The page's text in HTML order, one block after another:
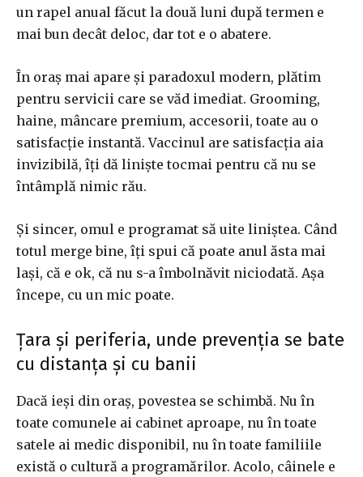
un rapel anual făcut la două luni după termen e
mai bun decât deloc, dar tot e o abatere.
În oraș mai apare și paradoxul modern, plătim
pentru servicii care se văd imediat. Grooming,
haine, mâncare premium, accesorii, toate au o
satisfacție instantă. Vaccinul are satisfacția aia
invizibilă, îți dă liniște tocmai pentru că nu se
întâmplă nimic rău.
Și sincer, omul e programat să uite liniștea. Când
totul merge bine, îți spui că poate anul ăsta mai
lași, că e ok, că nu s-a îmbolnăvit niciodată. Așa
începe, cu un mic poate.
Țara și periferia, unde prevenția se bate
cu distanța și cu banii
Dacă ieși din oraș, povestea se schimbă. Nu în
toate comunele ai cabinet aproape, nu în toate
satele ai medic disponibil, nu în toate familiile
există o cultură a programărilor. Acolo, câinele e